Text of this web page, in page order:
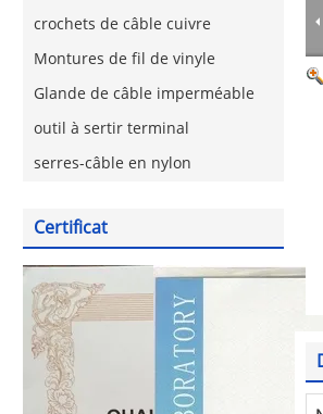
crochets de câble cuivre
Montures de fil de vinyle
Glande de câble imperméable
outil à sertir terminal
serres-câble en nylon
Certificat